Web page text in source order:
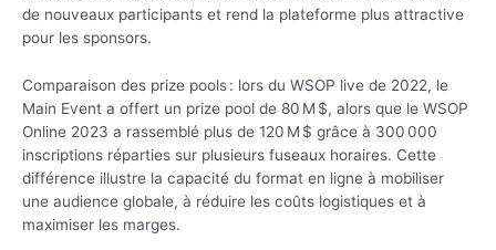
de nouveaux participants et rend la plateforme plus attractive
pour les sponsors.
Comparaison des prize pools : lors du WSOP live de 2022, le
Main Event a offert un prize pool de 80 M $, alors que le WSOP
Online 2023 a rassemblé plus de 120 M $ grâce à 300 000
inscriptions réparties sur plusieurs fuseaux horaires. Cette
différence illustre la capacité du format en ligne à mobiliser
une audience globale, à réduire les coûts logistiques et à
maximiser les marges.